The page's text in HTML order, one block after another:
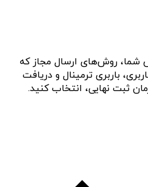
روش‌های ارسال مجاز که
باربری ترمینال و دریافت
ثبت نهایی، انتخاب کنید.